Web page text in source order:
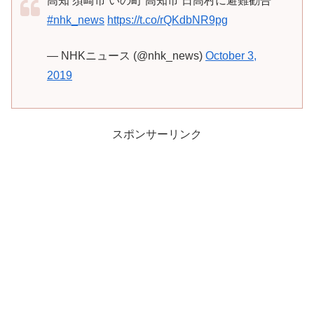
#nhk_news https://t.co/rQKdbNR9pg
— NHKニュース (@nhk_news) October 3,
2019
スポンサーリンク